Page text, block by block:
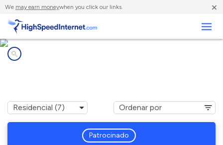
We may earn moneywhen you click our links. ×
Patrocinado